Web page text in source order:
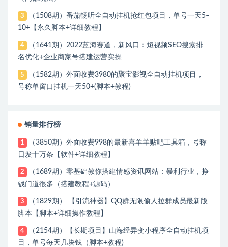
3
（1508期）番茄畅听全自动挂机抢红包项目，单号一天5–
10+【永久脚本+详细教程】
4
（1641期）2022蓝海赛道，新风口：短视频SEO搜索排
名优化+企业商家号搭建运营实操
5
（1582期）外面收费3980的聚宝影视全自动挂机项目，
号称单窗口挂机一天50+(脚本+教程)
销量排行榜
1
（3850期）外面收费998的最新喜羊羊贴吧工具箱，号称
日发十万条【软件+详细教程】
2
（1689期）零基础教你搭建情感资讯网站：暴利行业，挣
钱门道很多（搭建教程+源码）
3
（1829期） 【引流神器】QQ群无限偷人拉群成员最新版
脚本【脚本+详细操作教程】
4
（2154期）【长期项目】山海经异变小程序全自动挂机项
目，单号每天几块钱（脚本+教程)